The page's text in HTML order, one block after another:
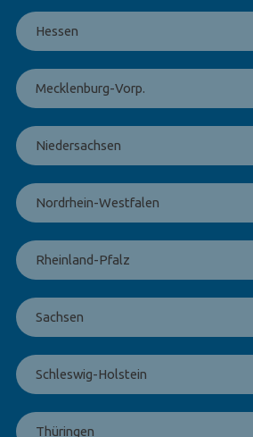
Hessen
Mecklenburg-Vorp.
Niedersachsen
Nordrhein-Westfalen
Rheinland-Pfalz
Sachsen
Schleswig-Holstein
Thüringen